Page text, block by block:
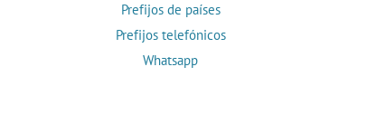
Prefijos de países
Prefijos telefónicos
Whatsapp